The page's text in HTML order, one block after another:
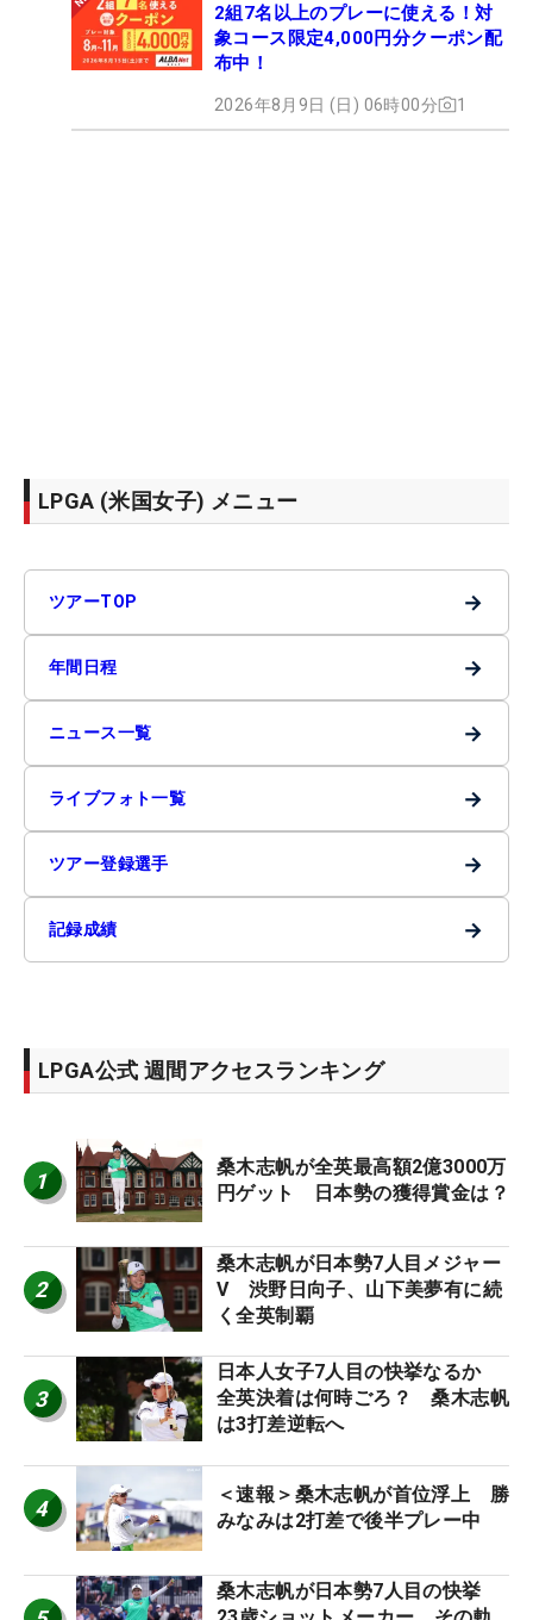
2組7名以上のプレーに使える！対
象コース限定4,000円分クーポン配
布中！
2026年8月9日 (日) 06時00分 1
LPGA (米国女子) メニュー
ツアーTOP →
年間日程 →
ニュース一覧 →
ライブフォト一覧 →
ツアー登録選手 →
記録成績 →
LPGA公式 週間アクセスランキング
1
桑木志帆が全英最高額2億3000万
円ゲット 日本勢の獲得賞金は？
2
桑木志帆が日本勢7人目メジャー
V 渋野日向子、山下美夢有に続
く全英制覇
3
日本人女子7人目の快挙なるか
全英決着は何時ごろ？ 桑木志帆
は3打差逆転へ
4
＜速報＞桑木志帆が首位浮上 勝
みなみは2打差で後半プレー中
桑木志帆が日本勢7人目の快挙